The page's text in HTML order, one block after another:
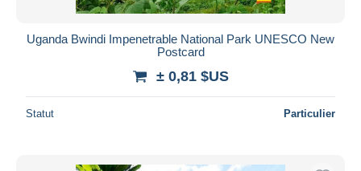
Uganda Bwindi Impenetrable National Park UNESCO New
Postcard
± 0,81 $US
Statut Particulier